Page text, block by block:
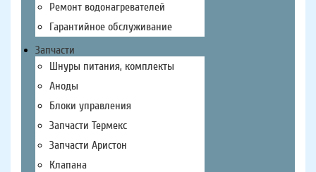
Ремонт водонагревателей
Гарантийное обслуживание
Запчасти
Шнуры питания, комплекты
Аноды
Блоки управления
Запчасти Термекс
Запчасти Аристон
Клапана